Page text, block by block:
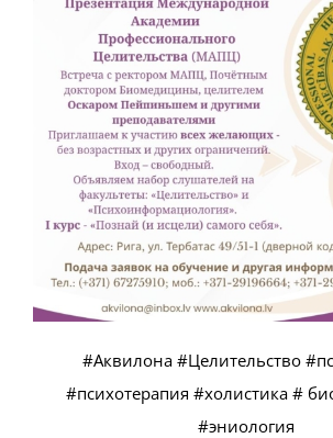
#Аквилона #Целительство
#психотерапия #холистика #
#эниология